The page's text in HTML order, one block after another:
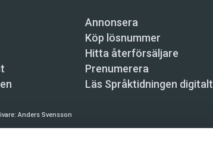
Annonsera
Köp lösnummer
Hitta återförsäljare
Prenumerera
Läs Språktidningen digitalt
Anders Svensson